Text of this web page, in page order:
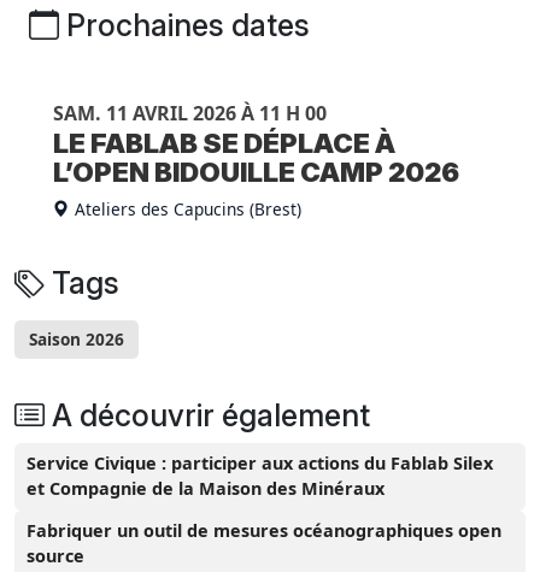
Prochaines dates
SAM. 11 AVRIL 2026 À 11 H 00
LE FABLAB SE DÉPLACE À
L’OPEN BIDOUILLE CAMP 2026
Ateliers des Capucins (Brest)
Tags
Saison 2026
A découvrir également
Service Civique : participer aux actions du Fablab Silex
et Compagnie de la Maison des Minéraux
Fabriquer un outil de mesures océanographiques open
source